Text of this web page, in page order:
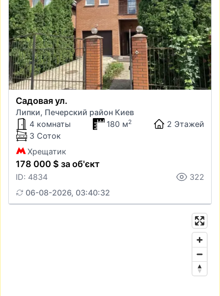
Садовая ул.
Липки, Печерский район Киев
4 комнаты
180 м2
2 Этажей
3 Соток
Хрещатик
178 000 $ за об'єкт
ID: 4834
322
06-08-2026, 03:40:32